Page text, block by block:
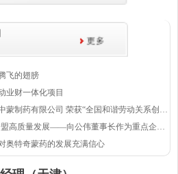
飞的翅膀
业财一体化项目
热烈祝贺奥特奇蒙药乌兰浩特中蒙制药有限公司 荣获“全国和谐劳动关系创建示范企业”称号
金融服务 “五大任务” 助力兴安盟高质量发展——向公伟董事长作为重点企业代表发言
奥特奇蒙药的发展充满信心